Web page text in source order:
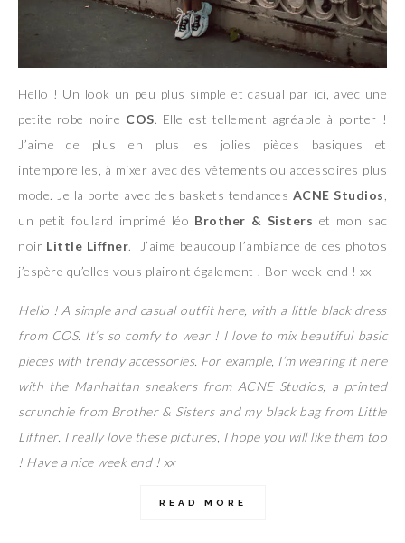
Hello ! Un look un peu plus simple et casual par ici, avec une
petite robe noire COS. Elle est tellement agréable à porter !
J’aime de plus en plus les jolies pièces basiques et
intemporelles, à mixer avec des vêtements ou accessoires plus
mode. Je la porte avec des baskets tendances ACNE Studios
un petit foulard imprimé léo Brother & Sisters et mon sac
noir Little Liffner. J’aime beaucoup l’ambiance de ces photos
j’espère qu’elles vous plairont également ! Bon week-end ! xx
Hello ! A simple and casual outfit here, with a little black dress
from COS. It’s so comfy to wear ! I love to mix beautiful basic
pieces with trendy accessories. For example, I’m wearing it here
with the Manhattan sneakers from ACNE Studios, a printed
scrunchie from Brother & Sisters and my black bag from Little
Liffner. I really love these pictures, I hope you will like them too
! Have a nice week end ! xx
READ MORE